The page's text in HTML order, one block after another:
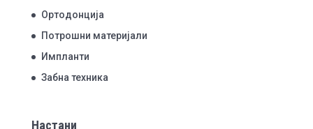
Ортодонција
Потрошни материјали
Импланти
Забна техника
Настани